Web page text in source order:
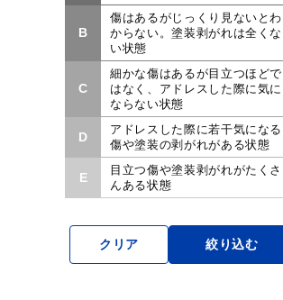
B
傷はあるがじっくり見ないとわ
からない。塗装剥がれは全くな
い状態
C
細かな傷はあるが目立つほどで
はなく、アドレスした際に気に
ならない状態
D
アドレスした際に若干気になる
傷や塗装の剥がれがある状態
E
目立つ傷や塗装剥がれがたくさ
んある状態
クリア 絞り込む